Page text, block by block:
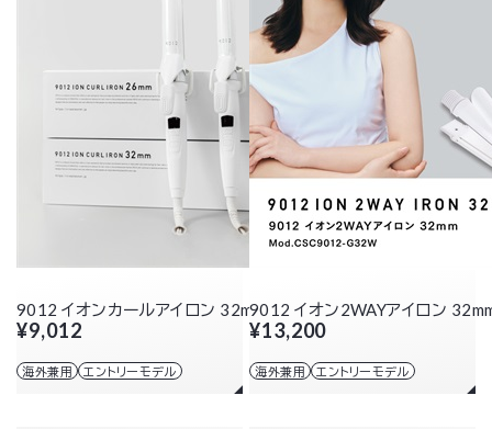
9012 イオンカールアイロン 32mm
¥9,012
海外兼用 エントリーモデル
9012 イオン2WAYアイロン
¥13,200
海外兼用 エントリーモデル